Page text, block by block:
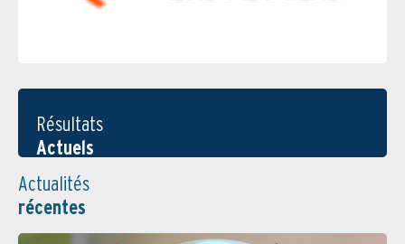
Résultats
Actuels
Actualités
récentes